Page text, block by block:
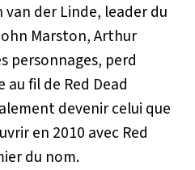
der Linde, leader du
Marston, Arthur
personnages, perd
au fil de Red Dead
devenir celui que
en 2010 avec Red
du nom.